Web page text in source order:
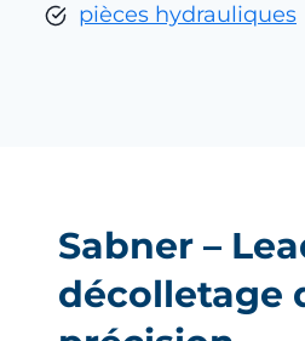
pièces hydrauliques
Sabner –
décolletage